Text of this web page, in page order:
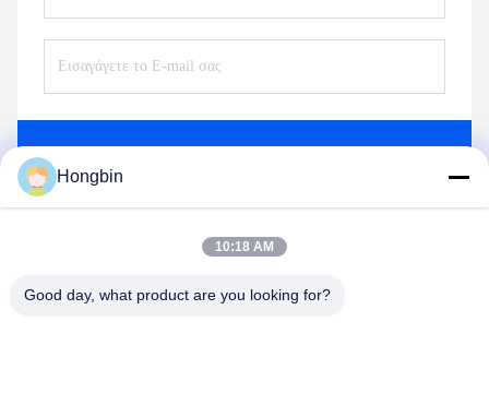
παρόμοια προϊόντα
Hongbin
10:18 AM
Good day, what product are you looking for?